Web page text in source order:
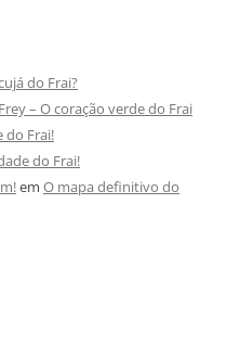
do Frai?
– O coração verde do Frai
do Frai!
do Frai!
em O mapa definitivo do